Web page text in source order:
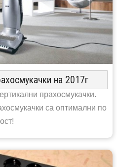
на 2017г
прахосмукачки.
са оптимални по